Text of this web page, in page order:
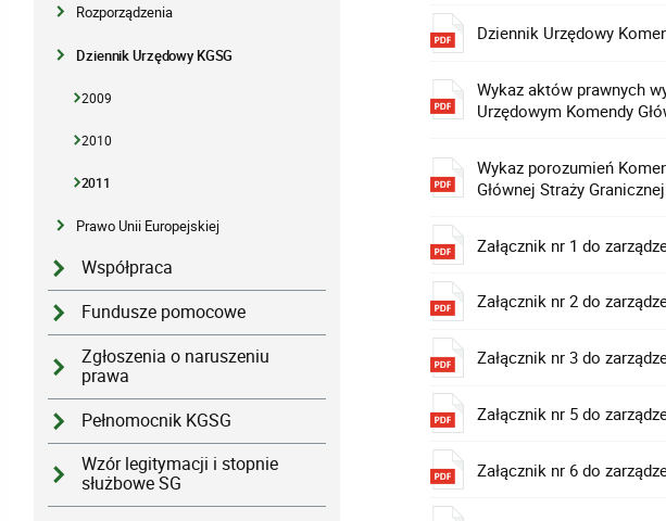
Rozporządzenia
Dziennik Urzędowy KGSG
2009
2010
2011
Prawo Unii Europejskiej
Współpraca
Fundusze pomocowe
Zgłoszenia o naruszeniu
prawa
Pełnomocnik KGSG
Wzór legitymacji i stopnie
służbowe SG
Dziennik Urzędowy
Wykaz aktów prawnych
Urzędowym Komendy
Wykaz porozumień
Głównej Straży
Załącznik nr 1 do
Załącznik nr 2 do
Załącznik nr 3 do
Załącznik nr 5 do
Załącznik nr 6 do